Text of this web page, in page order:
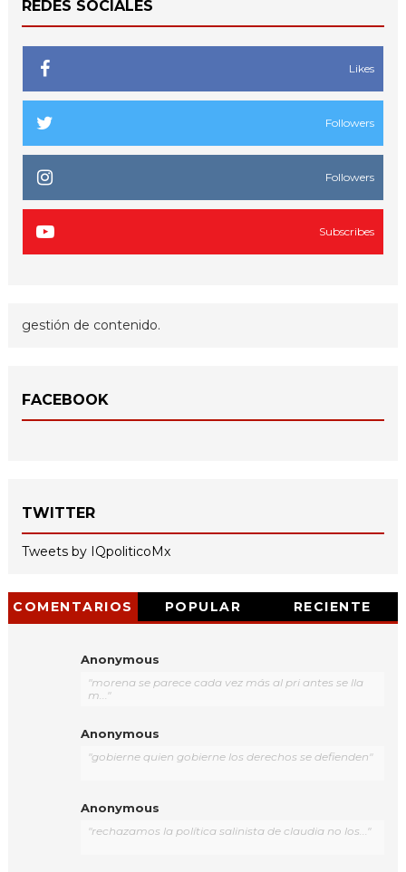
REDES SOCIALES
Likes
Followers
Followers
Subscribes
gestión de contenido.
FACEBOOK
TWITTER
Tweets by IQpoliticoMx
COMENTARIOS POPULAR RECIENTE
Anonymous
"morena se parece cada vez más al pri antes se lla
m..."
Anonymous
"gobierne quien gobierne los derechos se defienden"
Anonymous
"rechazamos la política salinista de claudia no los..."